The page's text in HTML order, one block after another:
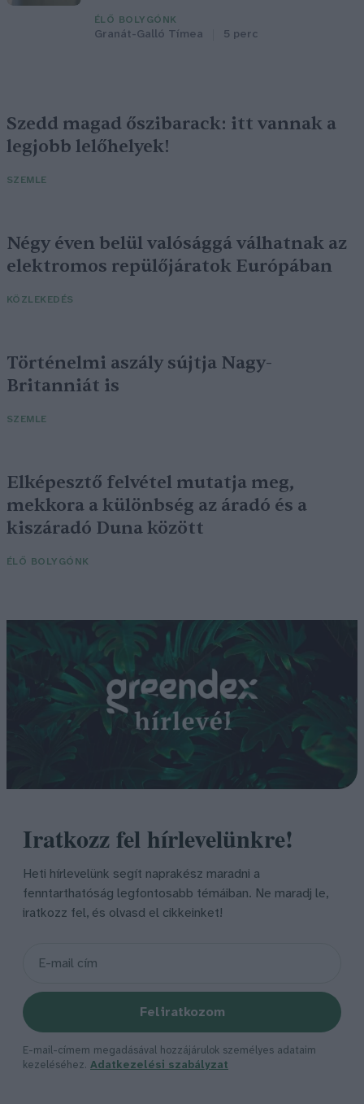
ÉLŐ BOLYGÓNK
Granát-Galló Tímea 5 perc
Szedd magad őszibarack: itt vannak a
legjobb lelőhelyek!
SZEMLE
Négy éven belül valósággá válhatnak az
elektromos repülőjáratok Európában
KÖZLEKEDÉS
Történelmi aszály sújtja Nagy-
Britanniát is
SZEMLE
Elképesztő felvétel mutatja meg,
mekkora a különbség az áradó és a
kiszáradó Duna között
ÉLŐ BOLYGÓNK
Iratkozz fel hírlevelünkre!
Heti hírlevelünk segít naprakész maradni a
fenntarthatóság legfontosabb témáiban. Ne maradj le,
iratkozz fel, és olvasd el cikkeinket!
Feliratkozom
E-mail-címem megadásával hozzájárulok személyes adataim
kezeléséhez. Adatkezelési szabályzat